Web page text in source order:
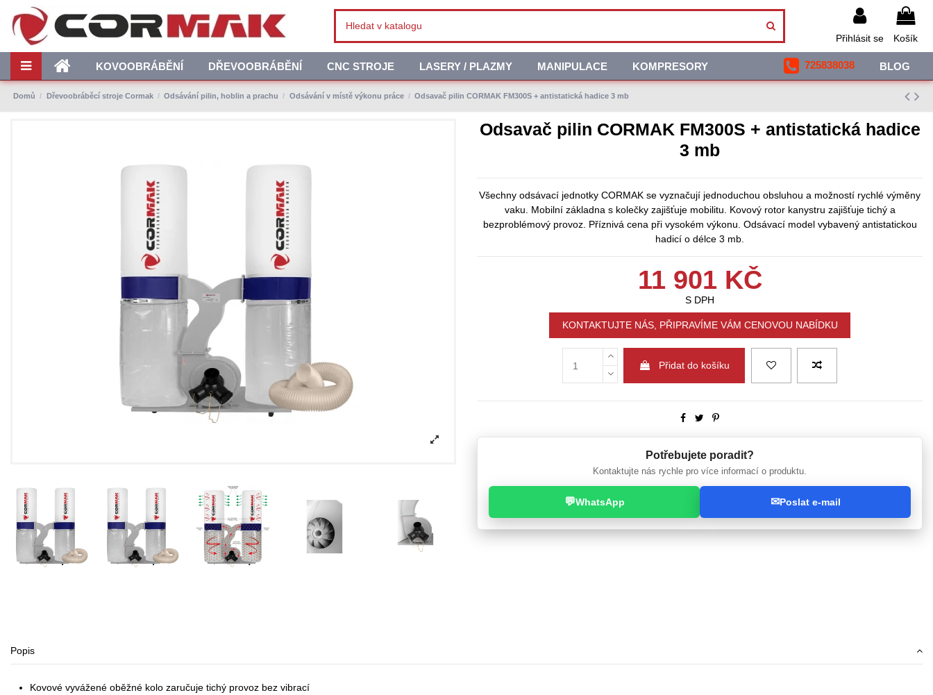
Přihlásit se Košík
KOVOOBRÁBĚNÍ DŘEVOOBRÁBĚNÍ CNC STROJE LASERY / PLAZMY MANIPULACE KOMPRESORY BLOG
725838038
Domů Dřevoobráběcí stroje Cormak Odsávání pilin, hoblin a prachu Odsávání v místě výkonu práce Odsavač pilin CORMAK FM300S + antistatická hadice 3 mb
Odsavač pilin CORMAK FM300S + antistatická hadice
3 mb
Všechny odsávací jednotky CORMAK se vyznačují jednoduchou obsluhou a možností rychlé výměny
vaku. Mobilní základna s kolečky zajišťuje mobilitu. Kovový rotor kanystru zajišťuje tichý a
bezproblémový provoz. Příznivá cena při vysokém výkonu. Odsávací model vybavený antistatickou
hadicí o délce 3 mb.
11 901 KČ
S DPH
KONTAKTUJTE NÁS, PŘIPRAVÍME VÁM CENOVOU NABÍDKU
Přidat do košíku
Potřebujete poradit?
Kontaktujte nás rychle pro více informací o produktu.
💬WhatsApp ✉Poslat e-mail
Popis
Kovové vyvážené oběžné kolo zaručuje tichý provoz bez vibrací